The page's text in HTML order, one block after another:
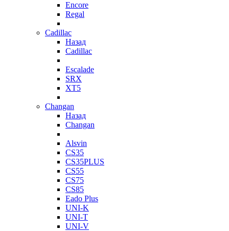
Encore
Regal
Cadillac
Назад
Cadillac
Escalade
SRX
XT5
Changan
Назад
Changan
Alsvin
CS35
CS35PLUS
CS55
CS75
CS85
Eado Plus
UNI-K
UNI-T
UNI-V